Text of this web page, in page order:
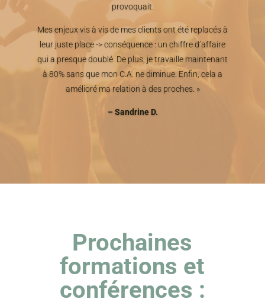
provoquait.
Mes enjeux vis à vis de mes clients ont été replacés à
leur juste place -> conséquence : un chiffre d’affaire
qui a presque doublé. De plus, je travaille maintenant
à 80% sans que mon C.A. ne diminue. Enfin, cela a
amélioré ma relation à des proches. »
– Sandrine D.
Prochaines
formations et
conférences :